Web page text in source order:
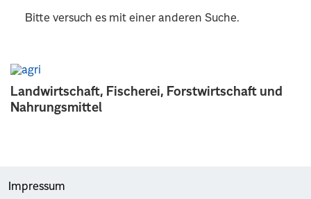
Landwirtschaft, Fischerei, Forstwirtschaft und
Nahrungsmittel
Bitte versuch es mit einer anderen Suche.
Impressum